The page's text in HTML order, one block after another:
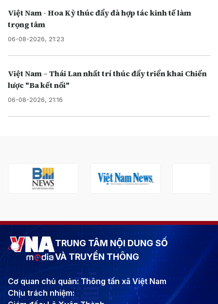
Việt Nam - Hoa Kỳ thúc đẩy đà hợp tác kinh tế làm
trọng tâm
06-08-2026, 21:23
Việt Nam – Thái Lan nhất trí thúc đẩy triển khai Chiến
lược "Ba kết nối"
06-08-2026, 21:16
TRUNG TÂM NỘI DUNG SỐ
VÀ TRUYỀN THÔNG
Cơ quan chủ quản: Thông tấn xã Việt Nam
Chịu trách nhiệm: